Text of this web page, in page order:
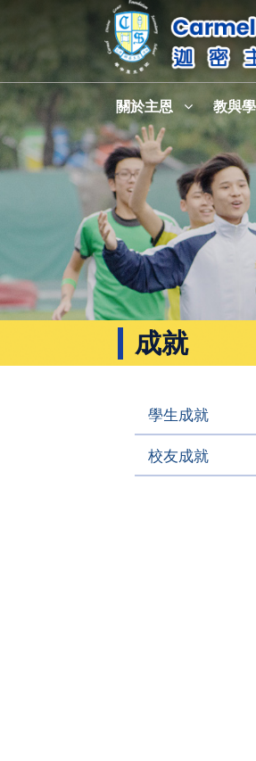
關於主恩 教與學
成就
學生成就
校友成就